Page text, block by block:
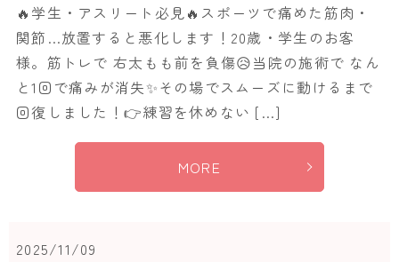
🔥学生・アスリート必見🔥スポーツで痛めた筋肉・
関節…放置すると悪化します！20歳・学生のお客
様。筋トレで 右太もも前を負傷😥当院の施術で なん
と1回で痛みが消失✨その場でスムーズに動けるまで
回復しました！👉練習を休めない […]
MORE
2025/11/09